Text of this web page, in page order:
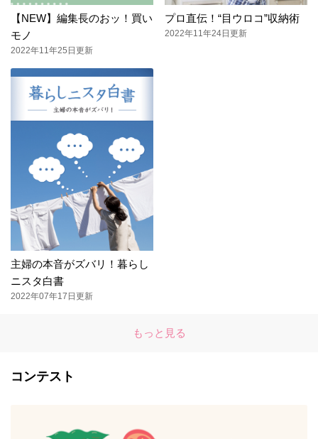
【NEW】編集長のおッ！買い
モノ
2022年11年25日更新
プロ直伝！“目ウロコ”収納術
2022年11年24日更新
主婦の本音がズバリ！暮らし
ニスタ白書
2022年07年17日更新
もっと見る
コンテスト